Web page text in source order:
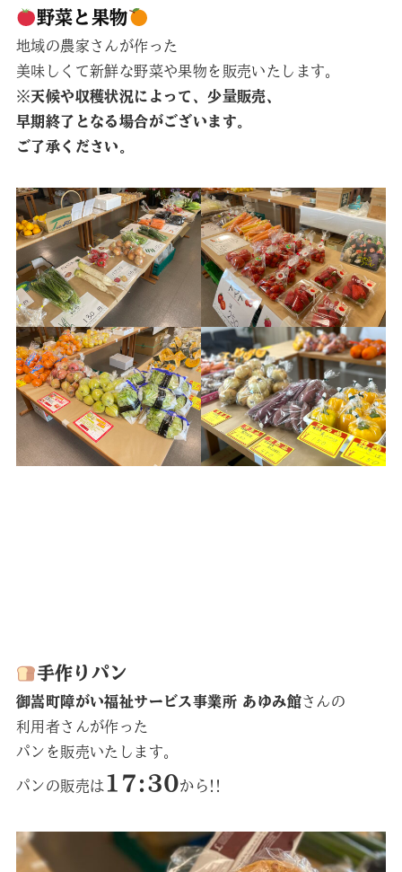
野菜と果物
地域の農家さんが作った
美味しくて新鮮な野菜や果物を販売いたします。
※天候や収穫状況によって、少量販売、
早期終了となる場合がございます。
ご了承ください。
手作りパン
御嵩町障がい福祉サービス事業所 あゆみ館さんの
利用者さんが作った
パンを販売いたします。
パンの販売は 17:30から!!